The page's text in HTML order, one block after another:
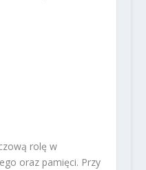
rolę w
oraz pamięci. Przy